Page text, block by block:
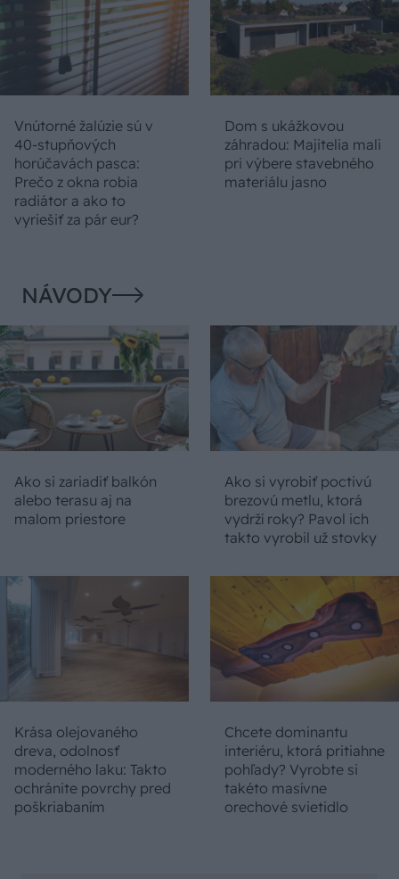
Vnútorné žalúzie sú v
40-stupňových
horúčavách pasca:
Prečo z okna robia
radiátor a ako to
vyriešiť za pár eur?
Dom s ukážkovou
záhradou: Majitelia mali
pri výbere stavebného
materiálu jasno
NÁVODY
Ako si zariadiť balkón
alebo terasu aj na
malom priestore
Ako si vyrobiť poctivú
brezovú metlu, ktorá
vydrží roky? Pavol ich
takto vyrobil už stovky
Krása olejovaného
dreva, odolnosť
moderného laku: Takto
ochránite povrchy pred
poškriabaním
Chcete dominantu
interiéru, ktorá pritiahne
pohľady? Vyrobte si
takéto masívne
orechové svietidlo